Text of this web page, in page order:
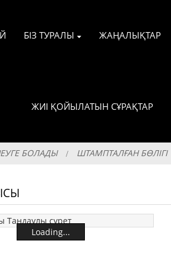
БІЗ ТУРАЛЫ ЖАҢАЛЫҚТАР
ЖИІ ҚОЙЫЛАТЫН СҰРАҚТАР
БОЛАДЫ ШТАМПТАЛҒАН БӨЛІГІ
Loading...